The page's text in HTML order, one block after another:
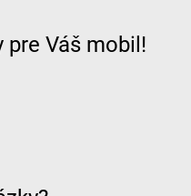
Váš mobil!